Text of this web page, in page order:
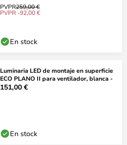
PVPR259,00 €
PVPR -92,00 €
En stock
Luminaria LED de montaje en superficie
ECO PLANO II para ventilador, blanca -
151,00 €
En stock